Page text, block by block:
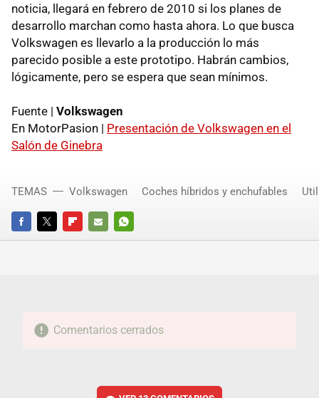
noticia, llegará en febrero de 2010 si los planes de
desarrollo marchan como hasta ahora. Lo que busca
Volkswagen es llevarlo a la producción lo más
parecido posible a este prototipo. Habrán cambios,
lógicamente, pero se espera que sean mínimos.
Fuente | Volkswagen
En MotorPasion | Presentación de Volkswagen en el
Salón de Ginebra
FACEBOOKTWITTERFLIPBOARD
E-
WHATSAPP
TEMAS Volkswagen Coches híbridos y enchufables
Comentarios cerrados